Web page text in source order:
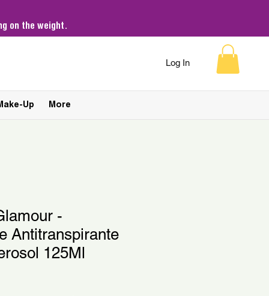
on the weight.
Log In
Up More
-
Antitranspirante
125Ml